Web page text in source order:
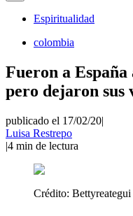
Espiritualidad
colombia
Fueron a España
pero dejaron sus
publicado el 17/02/20|
Luisa Restrepo
|4 min de lectura
Crédito: